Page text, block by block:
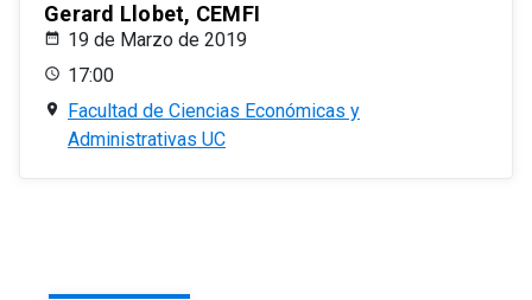
Gerard Llobet, CEMFI
19 de Marzo de 2019
17:00
Facultad de Ciencias Económicas y
Administrativas UC